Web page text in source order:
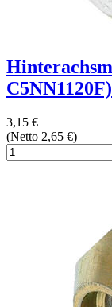
C5NN1120F)
3,15 €
(Netto 2,65 €)